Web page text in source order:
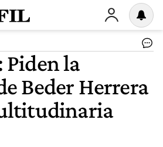
la
Beder Herrera